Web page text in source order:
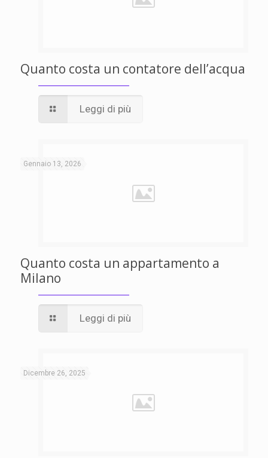
Quanto costa un contatore dell’acqua
Leggi di più
Gennaio 13, 2026
Quanto costa un appartamento a
Milano
Leggi di più
Dicembre 26, 2025